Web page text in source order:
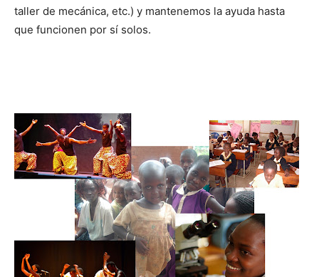
taller de mecánica, etc.) y mantenemos la ayuda hasta
que funcionen por sí solos.